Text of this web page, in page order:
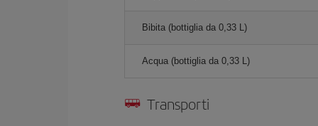
Bibita (bottiglia da 0,33 L)
Acqua (bottiglia da 0,33 L)
Transporti